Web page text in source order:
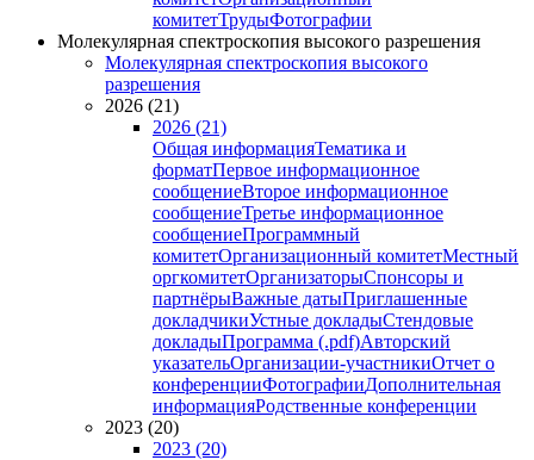
комитетТрудыФотографии
Молекулярная спектроскопия высокого разрешения
Молекулярная спектроскопия высокого
разрешения
2026 (21)
2026 (21)
Общая информацияТематика и
форматПервое информационное
сообщениеВторое информационное
сообщениеТретье информационное
сообщениеПрограммный
комитетОрганизационный комитетМестный
оргкомитетОрганизаторыСпонсоры и
партнёрыВажные датыПриглашенные
докладчикиУстные докладыСтендовые
докладыПрограмма (.pdf)Авторский
указательОрганизации-участникиОтчет о
конференцииФотографииДополнительная
информацияРодственные конференции
2023 (20)
2023 (20)